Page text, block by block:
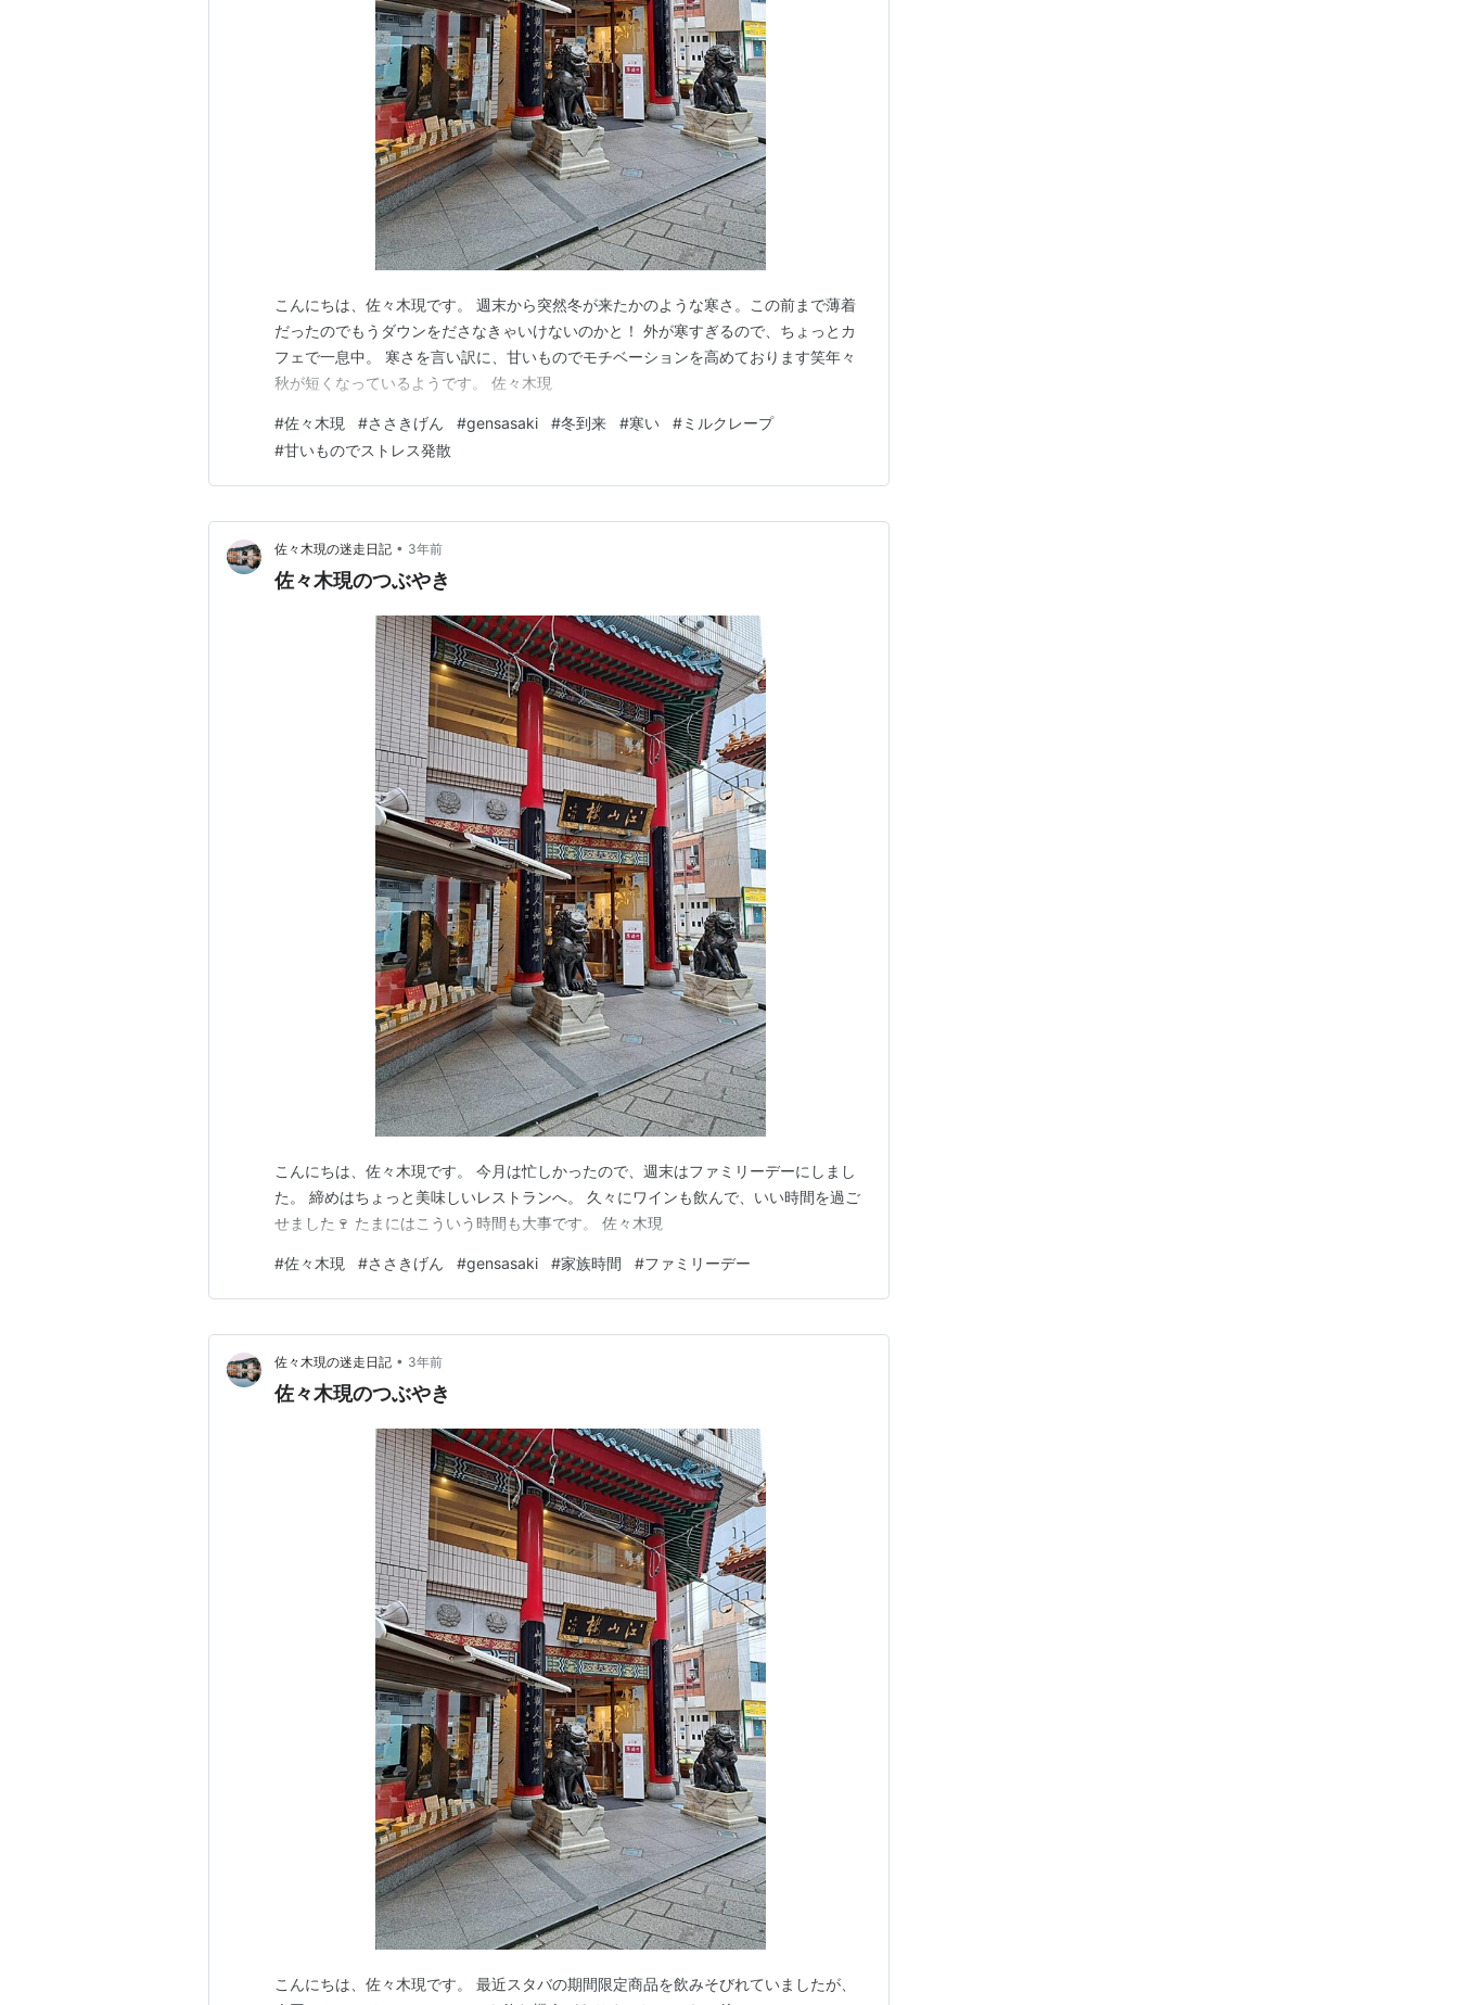
こんにちは、佐々木現です。 週末から突然冬が来たかのような寒さ。この前まで薄着
だったのでもうダウンをださなきゃいけないのかと！ 外が寒すぎるので、ちょっとカ
フェで一息中。 寒さを言い訳に、甘いものでモチベーションを高めております笑年々
秋が短くなっているようです。 佐々木現
#佐々木現 #ささきげん #gensasaki #冬到来 #寒い #ミルクレープ
#甘いものでストレス発散
佐々木現の迷走日記 • 3年前
佐々木現のつぶやき
こんにちは、佐々木現です。 今月は忙しかったので、週末はファミリーデーにしまし
た。 締めはちょっと美味しいレストランへ。 久々にワインも飲んで、いい時間を過ご
せました🍷 たまにはこういう時間も大事です。 佐々木現
#佐々木現 #ささきげん #gensasaki #家族時間 #ファミリーデー
佐々木現の迷走日記 • 3年前
佐々木現のつぶやき
こんにちは、佐々木現です。 最近スタバの期間限定商品を飲みそびれていましたが、